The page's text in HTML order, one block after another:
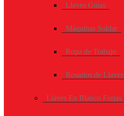
Llaves Guias
Máquinas Soldar
Ropa de Trabajo
Rosarios de Llaves
Llaves En Blanco Forjas